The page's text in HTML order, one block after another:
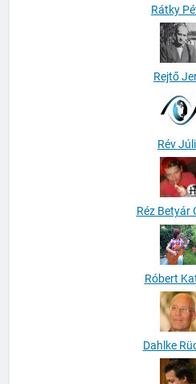
Rátky
Rejtő
Rév
Réz Betyár
Róbert
Dahlke